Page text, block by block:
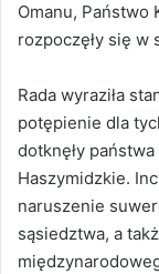
Omanu, Państwo
rozpoczęły się w
Rada wyraziła
potępienie dla
dotknęły
Haszymidzkie.
naruszenie
sąsiedztwa, a